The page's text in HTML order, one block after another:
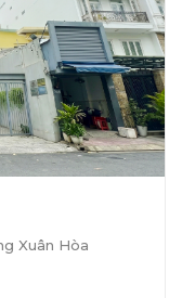
Xuân Hòa